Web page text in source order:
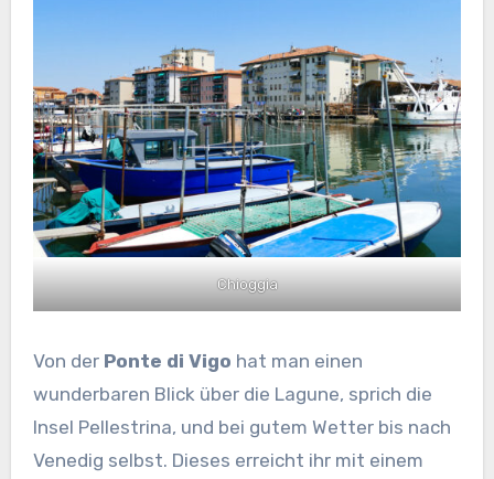
Chioggia
Von der Ponte di Vigo hat man einen
wunderbaren Blick über die Lagune, sprich die
Insel Pellestrina, und bei gutem Wetter bis nach
Venedig selbst. Dieses erreicht ihr mit einem